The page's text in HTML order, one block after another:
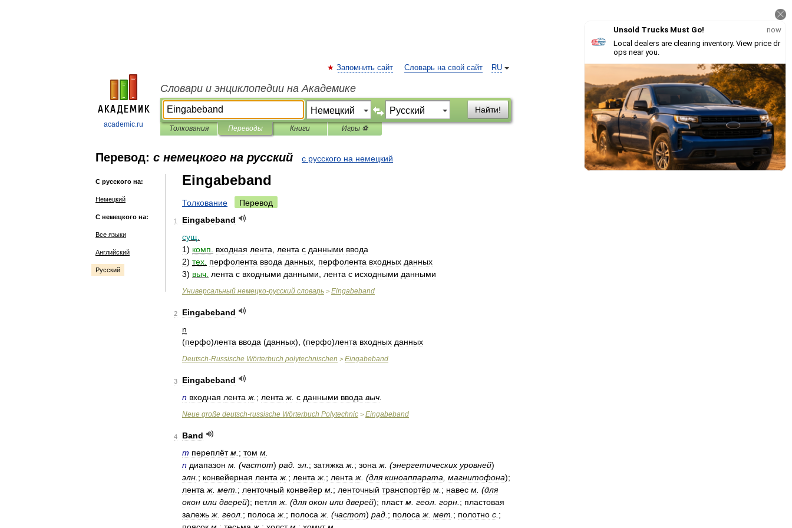
academic.ru
RU
Запомнить сайт Словарь на свой сайт
Словари и энциклопедии на Академике
Найти!
Толкования Переводы Книги Игры ⚽
Перевод: с немецкого на русский с русского на немецкий
С русского на:
Немецкий
С немецкого на:
Все языки
Английский
Русский
Eingabeband
Толкование Перевод
1
Eingabeband
сущ
1) комп входная лента лента с данными ввода
2) тех перфолента ввода данных перфолента входных данных
3) выч лента с входными данными лента с исходными данными
Универсальный немецко-русский словарь > Eingabeband
2
Eingabeband
n
(перфо)лента ввода (данных), (перфо)лента входных данных
Deutsch-Russische Wörterbuch polytechnischen > Eingabeband
3
Eingabeband
n входная лента ж ; лента ж с данными ввода выч
Neue große deutsch-russische Wörterbuch Polytechnic > Eingabeband
4
Band
m переплёт м ; том м
n диапазон м . (частот) рад эл ; затяжка ж ; зона ж . (энергетических уровней)
элн ; конвейерная лента ж ; лента ж ; лента ж . (для киноаппарата магнитофона);
лента ж мет ; ленточный конвейер м ; ленточный транспортёр м ; навес м . (для
окон или дверей); петля ж . (для окон или дверей); пласт м геол горн ; пластовая
залежь ж геол ; полоса ж ; полоса ж . (частот) рад ; полоса ж мет ; полотно с ;